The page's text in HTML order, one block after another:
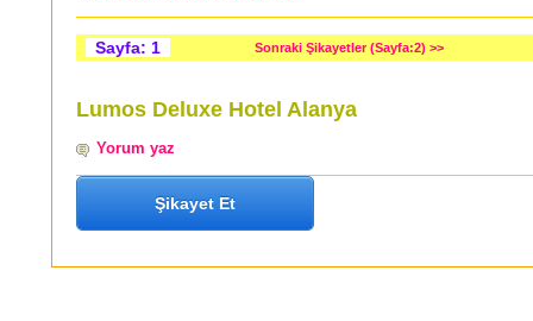
Sayfa: 1 Sonraki Şikayetler (Sayfa:2) >>
Lumos Deluxe Hotel Alanya
Yorum yaz
Şikayet Et